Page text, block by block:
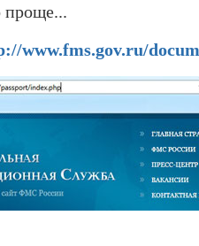
проще...
www.fms.gov.ru/